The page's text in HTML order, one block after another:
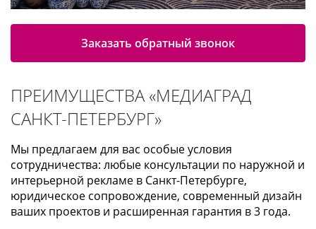
Заказать обратный звонок
ПРЕИМУЩЕСТВА «МЕДИАГРАД
САНКТ-ПЕТЕРБУРГ»
Мы предлагаем для вас особые условия
сотрудничества: любые консультации по наружной и
интерьерной рекламе в Санкт-Петербурге,
юридическое сопровождение, современный дизайн
ваших проектов и расширенная гарантия в 3 года.